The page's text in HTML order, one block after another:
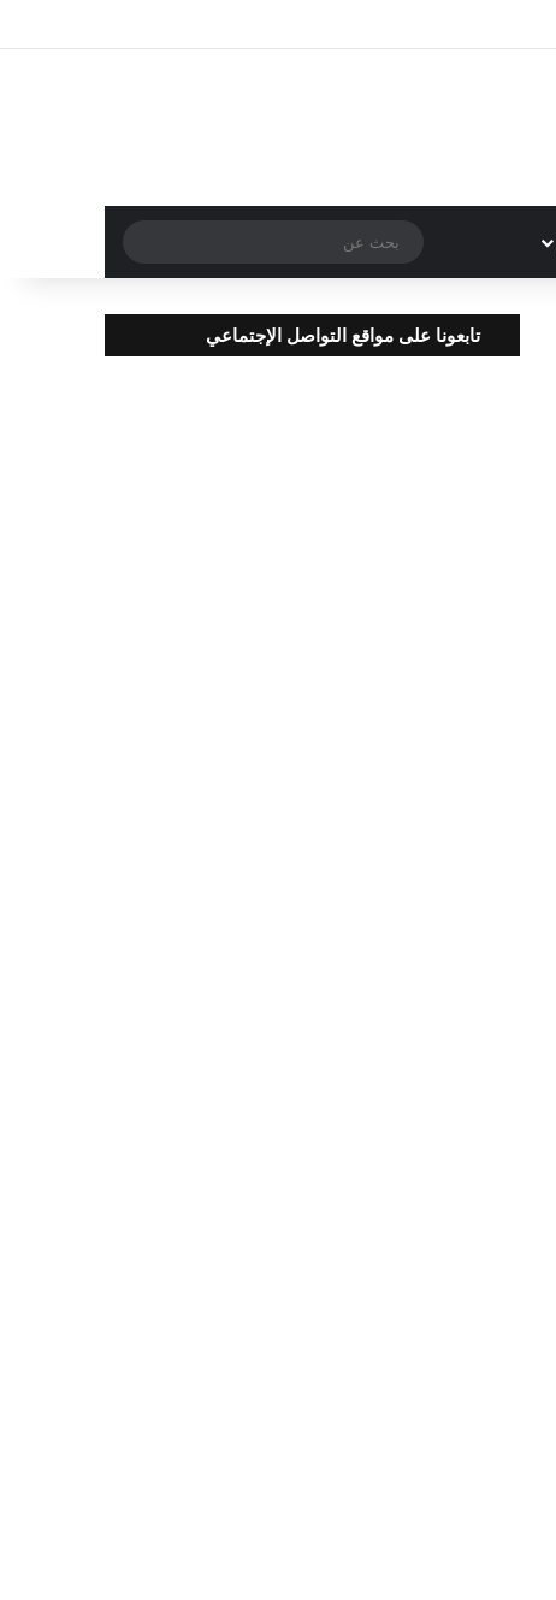
عن
تابعونا على مواقع التواصل الإجتماعي